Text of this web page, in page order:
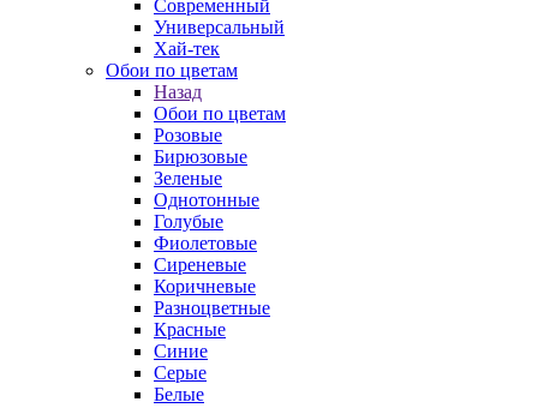
Современный
Универсальный
Хай-тек
Обои по цветам
Назад
Обои по цветам
Розовые
Бирюзовые
Зеленые
Однотонные
Голубые
Фиолетовые
Сиреневые
Коричневые
Разноцветные
Красные
Синие
Серые
Белые